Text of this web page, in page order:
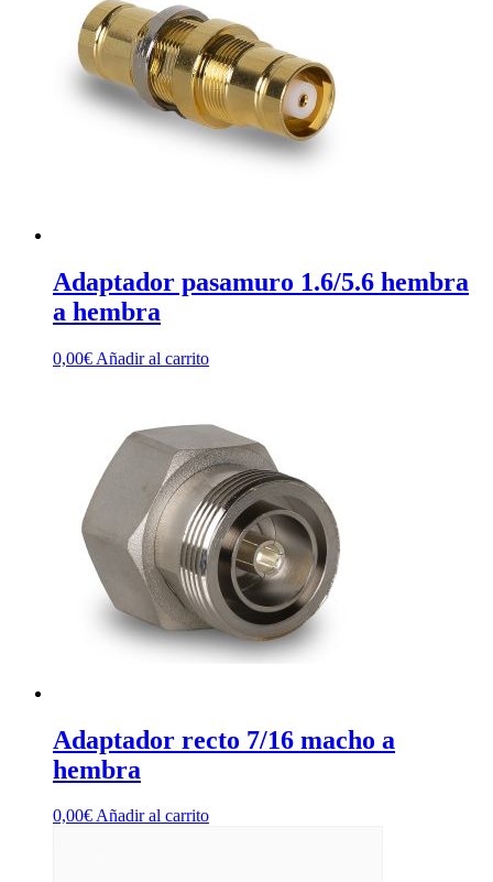
Adaptador pasamuro 1.6/5.6 hembra
a hembra
0,00€ Añadir al carrito
Adaptador recto 7/16 macho a
hembra
0,00€Añadir al carrito